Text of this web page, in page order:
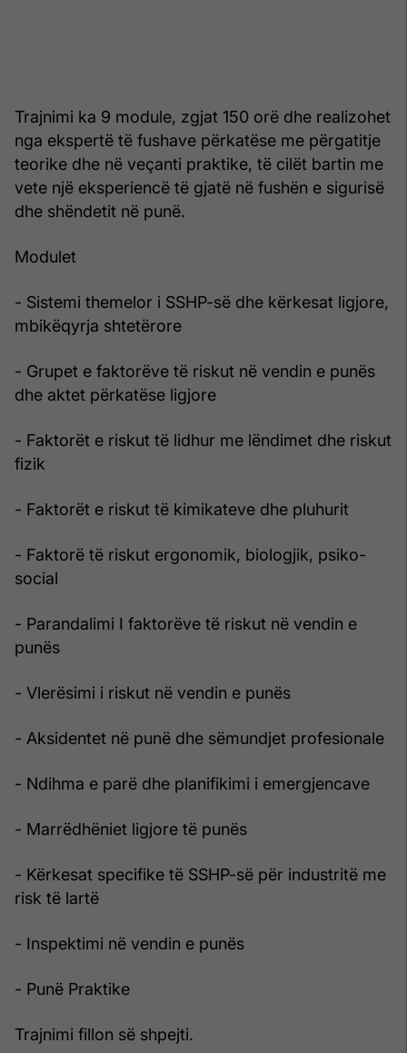
Trajnimi ka 9 module, zgjat 150 orë dhe realizohet
nga ekspertë të fushave përkatëse me përgatitje
teorike dhe në veçanti praktike, të cilët bartin me
vete një eksperiencë të gjatë në fushën e sigurisë
dhe shëndetit në punë.
Modulet
- Sistemi themelor i SSHP-së dhe kërkesat ligjore,
mbikëqyrja shtetërore
- Grupet e faktorëve të riskut në vendin e punës
dhe aktet përkatëse ligjore
- Faktorët e riskut të lidhur me lëndimet dhe riskut
fizik
- Faktorët e riskut të kimikateve dhe pluhurit
- Faktorë të riskut ergonomik, biologjik, psiko-
social
- Parandalimi I faktorëve të riskut në vendin e
punës
- Vlerësimi i riskut në vendin e punës
- Aksidentet në punë dhe sëmundjet profesionale
- Ndihma e parë dhe planifikimi i emergjencave
- Marrëdhëniet ligjore të punës
- Kërkesat specifike të SSHP-së për industritë me
risk të lartë
- Inspektimi në vendin e punës
- Punë Praktike
Trajnimi fillon së shpejti.